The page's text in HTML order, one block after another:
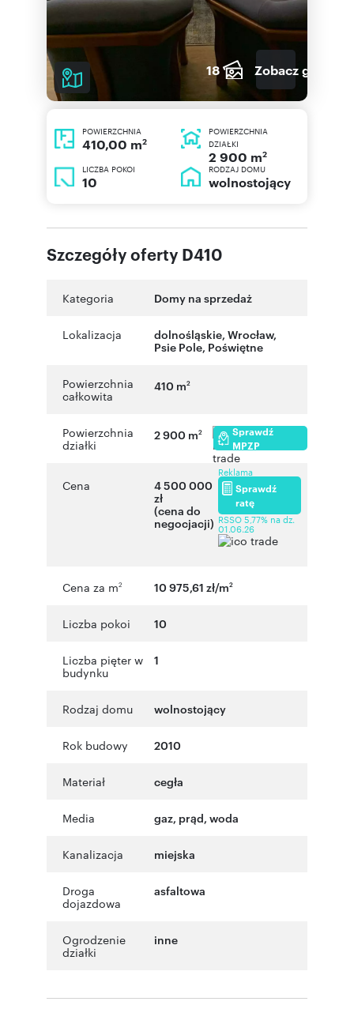
18 Zobacz galerię
POWIERZCHNIA
410,00 m2
POWIERZCHNIA
DZIAŁKI
2 900 m2
LICZBA POKOI
10
RODZAJ DOMU
wolnostojący
Szczegóły oferty D410
Kategoria Domy na sprzedaż
Lokalizacja dolnośląskie, Wrocław,
Psie Pole, Poświętne
Powierzchnia
całkowita
410 m2
Powierzchnia
działki
2 900 m2
Sprawdź
MPZP
Cena
4 500 000
zł
(cena do
negocjacji)
Reklama
Sprawdź
ratę
RSSO 5,77% na dz.
01.06.26
Cena za m2 10 975,61 zł/m2
Liczba pokoi 10
Liczba pięter w
budynku
1
Rodzaj domu wolnostojący
Rok budowy 2010
Materiał cegła
Media gaz, prąd, woda
Kanalizacja miejska
Droga
dojazdowa
asfaltowa
Ogrodzenie
działki
inne